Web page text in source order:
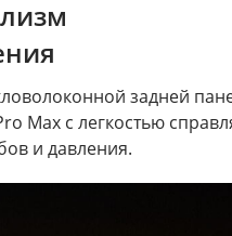
задней
Max с легкостью
и давления.